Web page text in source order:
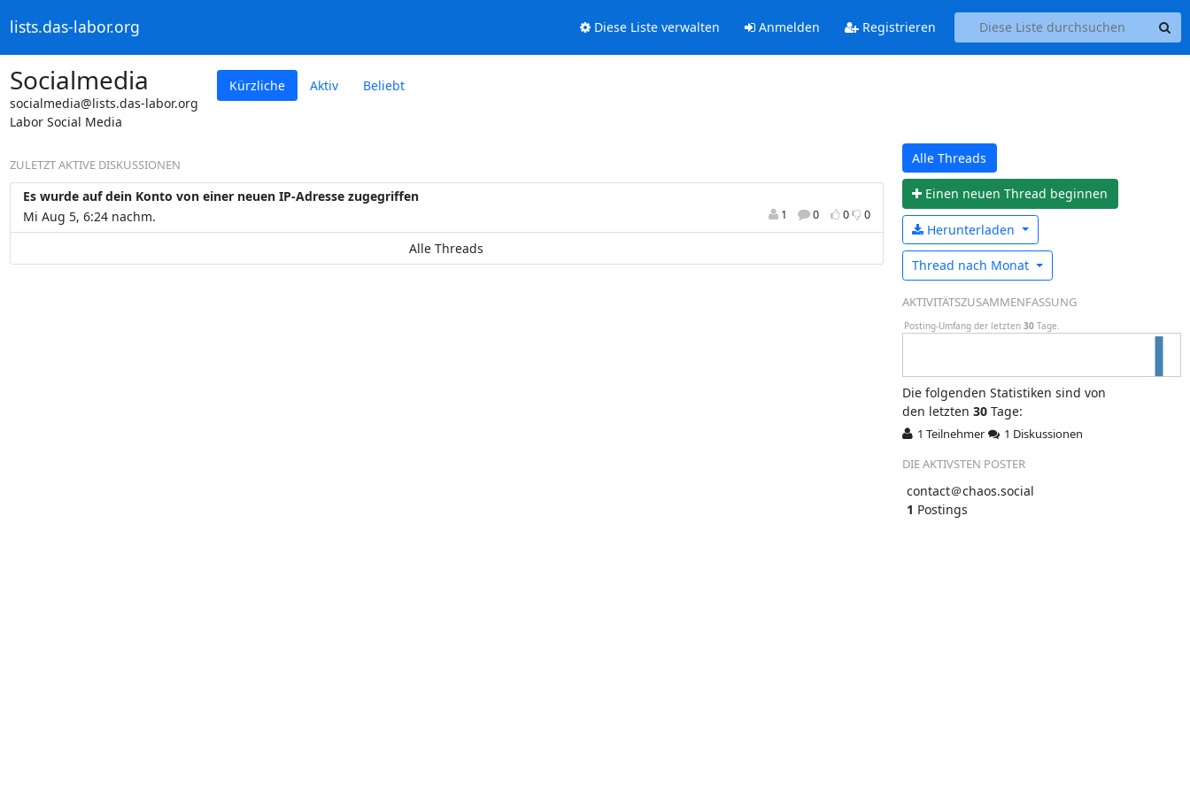
lists.das-labor.org Diese Liste verwalten Anmelden Registrieren
Socialmedia
socialmedia@lists.das-labor.org
Labor Social Media
Kürzliche Aktiv Beliebt
ZULETZT AKTIVE DISKUSSIONEN
Es wurde auf dein Konto von einer neuen IP-Adresse zugegriffen
Mi Aug 5, 6:24 nachm.
1 0 0 0
Alle Threads
Alle Threads
Einen neuen Thread beginnen
Herunterladen
Thread nach Monat
AKTIVITÄTSZUSAMMENFASSUNG
Posting-Umfang der letzten 30 Tage.
Die folgenden Statistiken sind von
den letzten 30Tage:
1 Teilnehmer
1 Diskussionen
DIE AKTIVSTEN POSTER
contact＠chaos.social
1 Postings